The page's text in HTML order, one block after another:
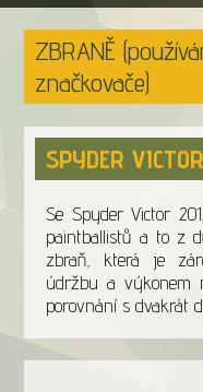
ZBRANĚ
značkovače)
SPYDER VICTOR
Se Spyder Victor
paintballistů a to z
zbraň, která je
údržbu a výkonem
porovnání s dvakrát